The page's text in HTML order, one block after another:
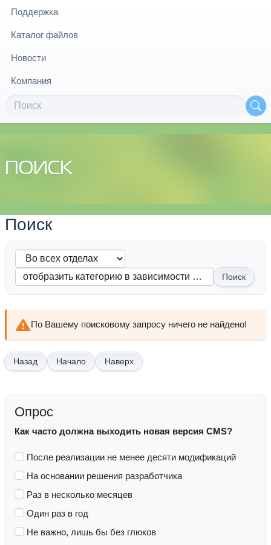
Поддержка
Каталог файлов
Новости
Компания
ПОИСК
Поиск
Поиск
По Вашему поисковому запросу ничего не найдено!
Начало Наверх
Опрос
Как часто должна выходить новая версия CMS?
После реализации не менее десяти модификаций
На основании решения разработчика
Раз в несколько месяцев
Один раз в год
Не важно, лишь бы без глюков